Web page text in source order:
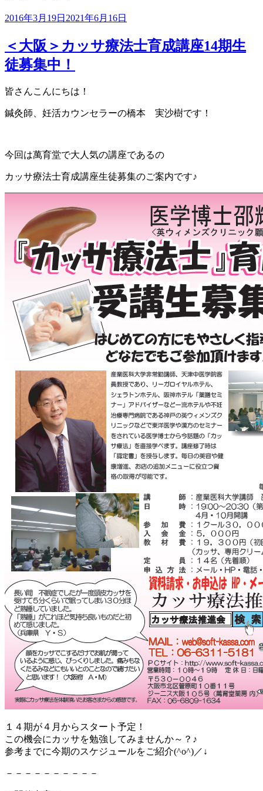
2016年3月19日 2021年6月16日
＜大阪＞カッサ療法士育成講座14期生
徒募集中！
皆さんこんにちは！
鍼灸師、妊活カウンセラーの橋本 実沙樹です！
今回は萬育堂で大人気の講座であるの
カッサ療法士育成講座生徒募集のご案内です♪
１４期が４月からスタート予定！
この機会にカッサを勉強してみませんか～？♪
参考までに今期のスケジュールをご紹介(^o^)／↓
－－－－－－－－－－